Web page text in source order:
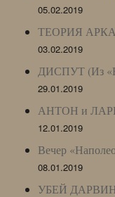
05.02.2019
ТЕОРИЯ
03.02.2019
ДИСПУТ (Из
29.01.2019
АНТОН и
12.01.2019
Вечер
08.01.2019
УБЕЙ